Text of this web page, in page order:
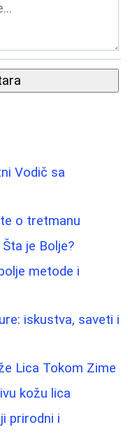
Vodič sa
o tretmanu
je Bolje?
metode i
iskustva, saveti i
Lica Tokom Zime
kožu lica
prirodni i